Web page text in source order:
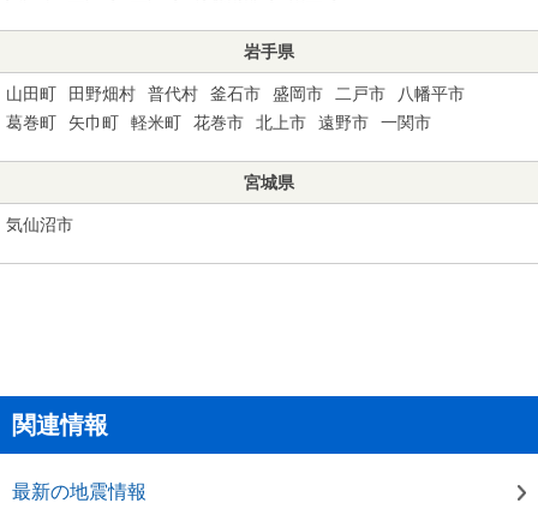
岩手県
山田町 田野畑村 普代村 釜石市 盛岡市 二戸市
八幡平市
葛巻町
矢巾町 軽米町 花巻市 北上市 遠野市 一関市
宮城県
気仙沼市
関連情報
最新の地震情報